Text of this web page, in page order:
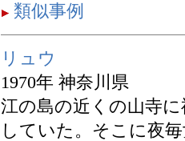
類似事例
リュウ
1970年 神奈川県
江の島の近くの山寺
していた。そこに夜